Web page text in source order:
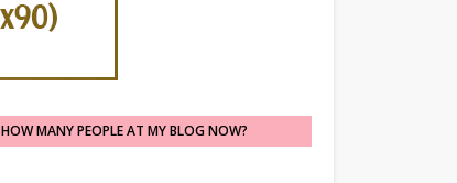
HOW MANY PEOPLE AT MY BLOG NOW?